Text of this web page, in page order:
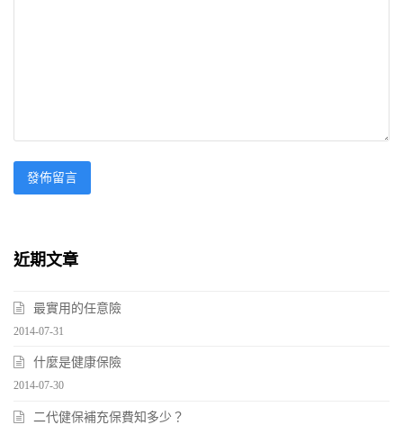
近期文章
最實用的任意險
2014-07-31
什麼是健康保險
2014-07-30
二代健保補充保費知多少？